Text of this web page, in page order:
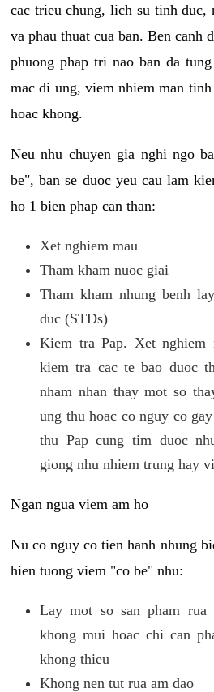
cac trieu chung, lich su tinh duc,
va phau thuat cua ban. Ben canh
phuong phap tri nao ban da
mac di ung, viem nhiem man
hoac khong.
Neu nhu chuyen gia nghi ngo
be", ban se duoc yeu cau lam
ho 1 bien phap can than:
Xet nghiem mau
Tham kham nuoc giai
Tham kham nhung benh
duc (STDs)
Kiem tra Pap. Xet
kiem tra cac te bao duoc
nham nhan thay mot so
ung thu hoac co nguy co
thu Pap cung tim duoc
giong nhu nhiem trung hay
Ngan ngua viem am ho
Nu co nguy co tien hanh nhung
hien tuong viem "co be" nhu:
Lay mot so san pham
khong mui hoac chi can
khong thieu
Khong nen tut rua am dao